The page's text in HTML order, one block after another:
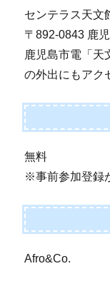
センテラス天文
〒892-0843 鹿
鹿児島市電「天
の外出にもアク
無料
※事前参加登録
Afro&Co.